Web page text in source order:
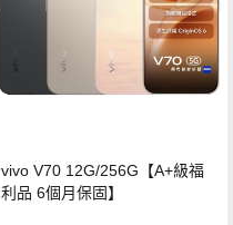
vivo V70 12G/256G【A+級福
利品 6個月保固】